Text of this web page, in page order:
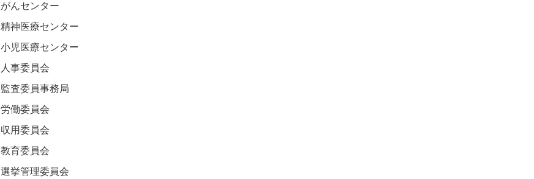
がんセンター
精神医療センター
小児医療センター
人事委員会
監査委員事務局
労働委員会
収用委員会
教育委員会
選挙管理委員会